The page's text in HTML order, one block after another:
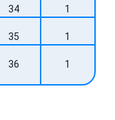
34
35
36
1
1
1